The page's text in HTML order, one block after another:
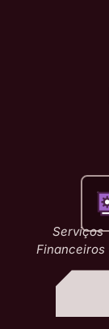
Serviços
Financeiros